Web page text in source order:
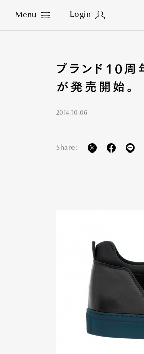
Menu Login
Close
ブランド10周
が発売開始。
2014.10.06
Share: